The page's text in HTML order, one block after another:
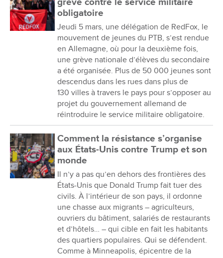
obligatoire
Jeudi 5 mars, une délégation de RedFox, le
mouvement de jeunes du PTB, s’est rendue
en Allemagne, où pour la deuxième fois,
une grève nationale d’élèves du secondaire
a été organisée. Plus de 50 000 jeunes sont
descendus dans les rues dans plus de
130 villes à travers le pays pour s’opposer au
projet du gouvernement allemand de
réintroduire le service militaire obligatoire.
Comment la résistance s’organise
aux États-Unis contre Trump et son
monde
Il n’y a pas qu’en dehors des frontières des
États-Unis que Donald Trump fait tuer des
civils. À l’intérieur de son pays, il ordonne
une chasse aux migrants – agriculteurs,
ouvriers du bâtiment, salariés de restaurants
et d’hôtels… – qui cible en fait les habitants
des quartiers populaires. Qui se défendent.
Comme à Minneapolis, épicentre de la